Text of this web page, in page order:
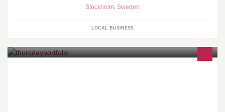
Stockholm, Sweden
LOCAL BUSINESS